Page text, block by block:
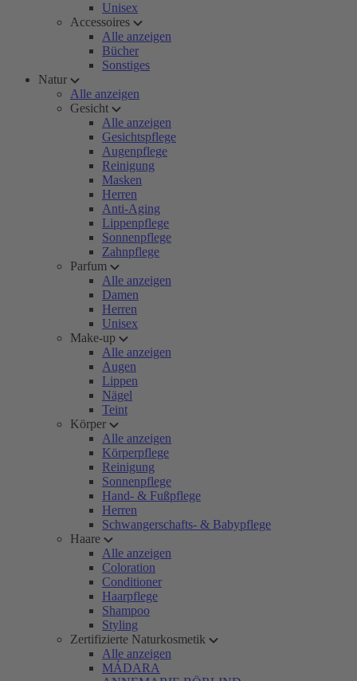
Unisex
Accessoires
Alle anzeigen
Bücher
Sonstiges
Natur
Alle anzeigen
Gesicht
Alle anzeigen
Gesichtspflege
Augenpflege
Reinigung
Masken
Herren
Anti-Aging
Lippenpflege
Sonnenpflege
Zahnpflege
Parfum
Alle anzeigen
Damen
Herren
Unisex
Make-up
Alle anzeigen
Augen
Lippen
Nägel
Teint
Körper
Alle anzeigen
Körperpflege
Reinigung
Sonnenpflege
Hand- & Fußpflege
Herren
Schwangerschafts- & Babypflege
Haare
Alle anzeigen
Coloration
Conditioner
Haarpflege
Shampoo
Styling
Zertifizierte Naturkosmetik
Alle anzeigen
MÁDARA